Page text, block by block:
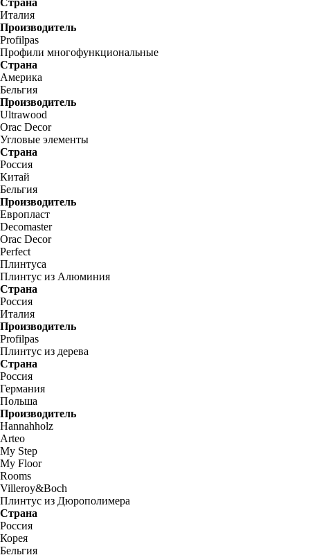
Страна
Италия
Производитель
Profilpas
Профили многофункциональные
Страна
Америка
Бельгия
Производитель
Ultrawood
Orac Decor
Угловые элементы
Страна
Россия
Китай
Бельгия
Производитель
Европласт
Decomaster
Orac Decor
Perfect
Плинтуса
Плинтус из Алюминия
Страна
Россия
Италия
Производитель
Profilpas
Плинтус из дерева
Страна
Россия
Германия
Польша
Производитель
Hannahholz
Arteo
My Step
My Floor
Rooms
Villeroy&Boch
Плинтус из Дюрополимера
Страна
Россия
Корея
Бельгия